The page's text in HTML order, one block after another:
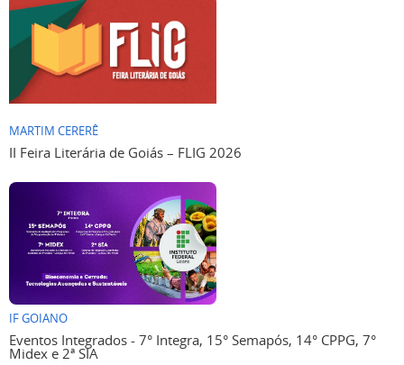
MARTIM CERERÊ
II Feira Literária de Goiás – FLIG 2026
IF GOIANO
Eventos Integrados - 7° Integra, 15° Semapós, 14° CPPG, 7°
Midex e 2ª SIA